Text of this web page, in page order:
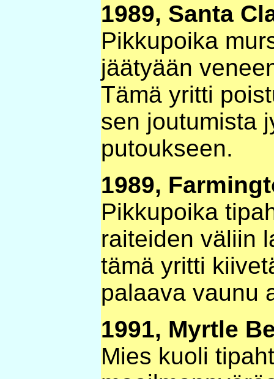
1989, Santa
Pikkupoika
jäätyään
Tämä yritti
sen joutumista
putoukseen.
1989,
Pikkupoika
raiteiden väliin
tämä yritti
palaava vaunu
1991, Myrtle
Mies kuoli